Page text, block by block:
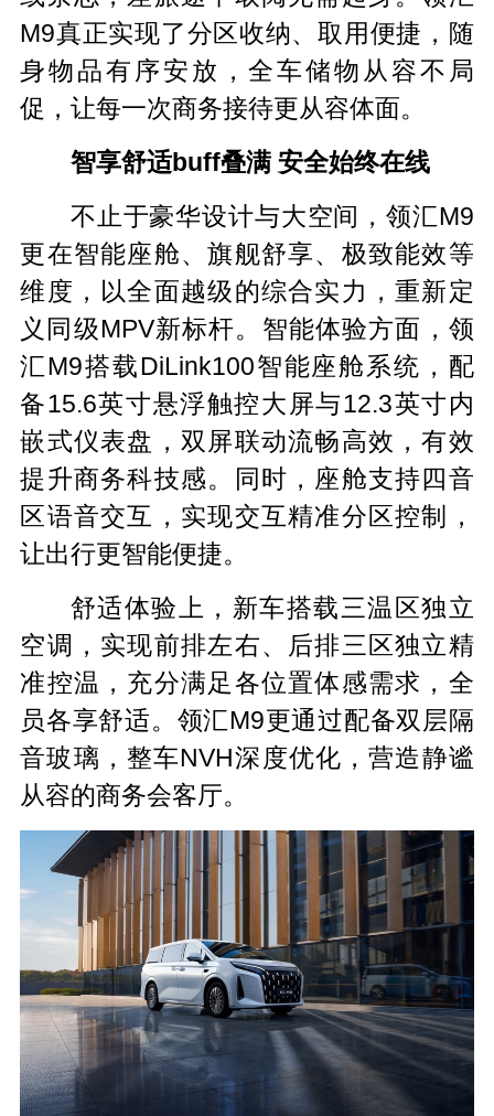
M9真正实现了分区收纳、取用便捷，随
身物品有序安放，全车储物从容不局
促，让每一次商务接待更从容体面。
智享舒适buff叠满 安全始终在线
不止于豪华设计与大空间，领汇M9
更在智能座舱、旗舰舒享、极致能效等
维度，以全面越级的综合实力，重新定
义同级MPV新标杆。智能体验方面，领
汇M9搭载DiLink100智能座舱系统，配
备15.6英寸悬浮触控大屏与12.3英寸内
嵌式仪表盘，双屏联动流畅高效，有效
提升商务科技感。同时，座舱支持四音
区语音交互，实现交互精准分区控制，
让出行更智能便捷。
舒适体验上，新车搭载三温区独立
空调，实现前排左右、后排三区独立精
准控温，充分满足各位置体感需求，全
员各享舒适。领汇M9更通过配备双层隔
音玻璃，整车NVH深度优化，营造静谧
从容的商务会客厅。